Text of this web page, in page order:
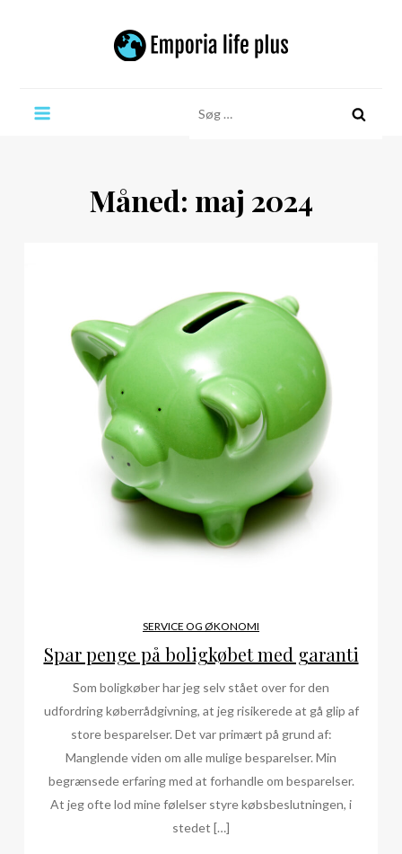
efter:
Måned: maj 2024
SERVICE OG ØKONOMI
Spar penge på boligkøbet med garanti
Som boligkøber har jeg selv stået over for den
udfordring køberrådgivning, at jeg risikerede at gå glip af
store besparelser. Det var primært på grund af:
Manglende viden om alle mulige besparelser. Min
begrænsede erfaring med at forhandle om besparelser.
At jeg ofte lod mine følelser styre købsbeslutningen, i
stedet […]